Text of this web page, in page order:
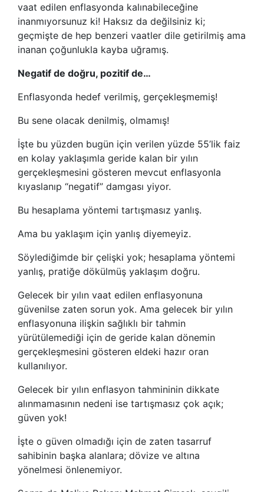
vaat edilen enflasyonda kalınabileceğine
inanmıyorsunuz ki! Haksız da değilsiniz ki;
geçmişte de hep benzeri vaatler dile getirilmiş ama
inanan çoğunlukla kayba uğramış.
Negatif de doğru, pozitif de…
Enflasyonda hedef verilmiş, gerçekleşmemiş!
Bu sene olacak denilmiş, olmamış!
İşte bu yüzden bugün için verilen yüzde 55’lik faiz
en kolay yaklaşımla geride kalan bir yılın
gerçekleşmesini gösteren mevcut enflasyonla
kıyaslanıp “negatif” damgası yiyor.
Bu hesaplama yöntemi tartışmasız yanlış.
Ama bu yaklaşım için yanlış diyemeyiz.
Söylediğimde bir çelişki yok; hesaplama yöntemi
yanlış, pratiğe dökülmüş yaklaşım doğru.
Gelecek bir yılın vaat edilen enflasyonuna
güvenilse zaten sorun yok. Ama gelecek bir yılın
enflasyonuna ilişkin sağlıklı bir tahmin
yürütülemediği için de geride kalan dönemin
gerçekleşmesini gösteren eldeki hazır oran
kullanılıyor.
Gelecek bir yılın enflasyon tahmininin dikkate
alınmamasının nedeni ise tartışmasız çok açık;
güven yok!
İşte o güven olmadığı için de zaten tasarruf
sahibinin başka alanlara; dövize ve altına
yönelmesi önlenemiyor.